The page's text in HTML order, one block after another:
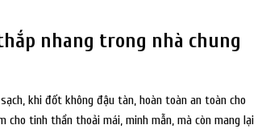
nhang trong nhà chung
khi đốt không đậu tàn, hoàn toàn an toàn cho
cho tinh thần thoải mái, minh mẫn, mà còn mang lại